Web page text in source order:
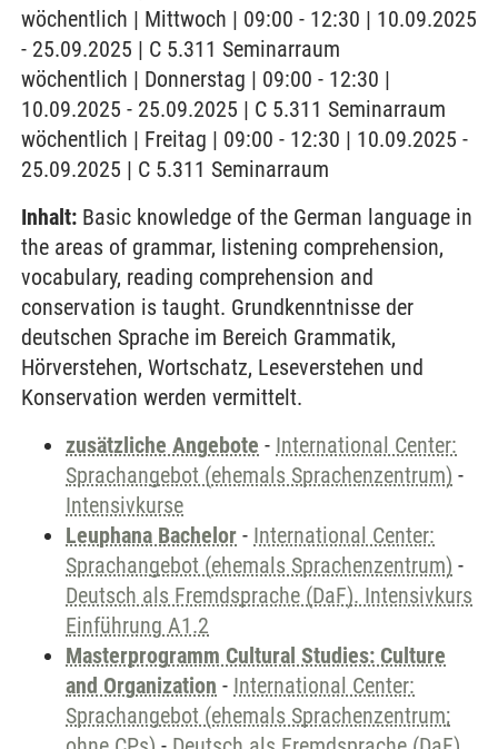
wöchentlich | Mittwoch | 09:00 - 12:30 | 10.09.2025
- 25.09.2025 | C 5.311 Seminarraum
wöchentlich | Donnerstag | 09:00 - 12:30 |
10.09.2025 - 25.09.2025 | C 5.311 Seminarraum
wöchentlich | Freitag | 09:00 - 12:30 | 10.09.2025 -
25.09.2025 | C 5.311 Seminarraum
Inhalt: Basic knowledge of the German language in
the areas of grammar, listening comprehension,
vocabulary, reading comprehension and
conservation is taught. Grundkenntnisse der
deutschen Sprache im Bereich Grammatik,
Hörverstehen, Wortschatz, Leseverstehen und
Konservation werden vermittelt.
zusätzliche Angebote - International Center:
Sprachangebot (ehemals Sprachenzentrum) -
Intensivkurse
Leuphana Bachelor - International Center:
Sprachangebot (ehemals Sprachenzentrum) -
Deutsch als Fremdsprache (DaF). Intensivkurs
Einführung A1.2
Masterprogramm Cultural Studies: Culture
and Organization - International Center:
Sprachangebot (ehemals Sprachenzentrum;